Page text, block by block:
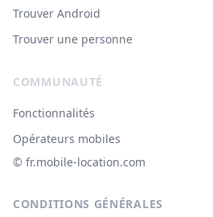
Trouver Android
Trouver une personne
COMMUNAUTÉ
Fonctionnalités
Opérateurs mobiles
© ‌fr.mobile-location.com
CONDITIONS GÉNÉRALES